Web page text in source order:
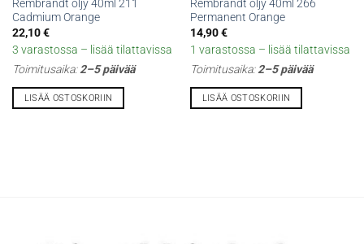
Rembrandt öljy 40ml 211
Cadmium Orange
22,10€
3 varastossa – lisää tilattavissa
Toimitusaika:2–5 päivää
LISÄÄ OSTOSKORIIN
Rembrandt öljy 40ml 266
Permanent Orange
14,90€
1 varastossa – lisää tilattavissa
Toimitusaika:2–5 päivää
LISÄÄ OSTOSKORIIN